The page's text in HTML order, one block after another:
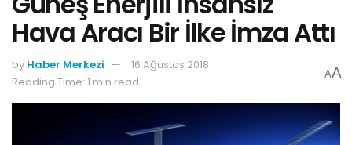
Hava Aracı Bir İlke İmza Attı
by Haber Merkezi
16 Ağustos 2018
Reading Time: 1 min read
AA